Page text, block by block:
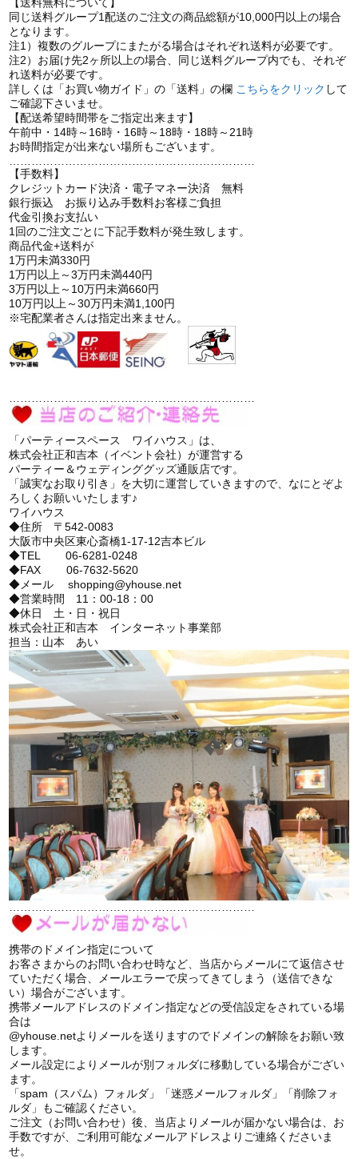
同じ送料グループ1配送のご注文の商品総額が10,000円以上の場合
となります。
注1）複数のグループにまたがる場合はそれぞれ送料が必要です。
注2）お届け先2ヶ所以上の場合、同じ送料グループ内でも、それぞ
れ送料が必要です。
詳しくは「お買い物ガイド」の「送料」の欄 こちらをクリック して
ご確認下さいませ。
【配送希望時間帯をご指定出来ます】
午前中・14時～16時・16時～18時・18時～21時
お時間指定が出来ない場所もございます。
【手数料】
クレジットカード決済・電子マネー決済 無料
銀行振込 お振り込み手数料お客様ご負担
代金引換お支払い
1回のご注文ごとに下記手数料が発生致します。
商品代金+送料が
1万円未満330円
1万円以上～3万円未満440円
3万円以上～10万円未満660円
10万円以上～30万円未満1,100円
※宅配業者さんは指定出来ません。
「パーティースペース ワイハウス」は、
株式会社正和吉本（イベント会社）が運営する
パーティー＆ウェディンググッズ通販店です。
「誠実なお取り引き」を大切に運営していきますので、なにとぞよ
ろしくお願いいたします♪
ワイハウス
◆住所 〒542-0083
大阪市中央区東心斎橋1-17-12吉本ビル
◆TEL 06-6281-0248
◆FAX 06-7632-5620
◆メール shopping@yhouse.net
◆営業時間 11：00-18：00
◆休日 土・日・祝日
株式会社正和吉本 インターネット事業部
担当：山本 あい
…………………………………………………………
携帯のドメイン指定について
お客さまからのお問い合わせ時など、当店からメールにて返信させ
ていただく場合、メールエラーで戻ってきてしまう（送信できな
い）場合がございます。
携帯メールアドレスのドメイン指定などの受信設定をされている場
合は
@yhouse.netよりメールを送りますのでドメインの解除をお願い致
します。
メール設定によりメールが別フォルダに移動している場合がござい
ます。
「spam（スパム）フォルダ」「迷惑メールフォルダ」「削除フォ
ルダ」もご確認ください。
ご注文（お問い合わせ）後、当店よりメールが届かない場合は、お
手数ですが、ご利用可能なメールアドレスよりご連絡くださいま
せ。